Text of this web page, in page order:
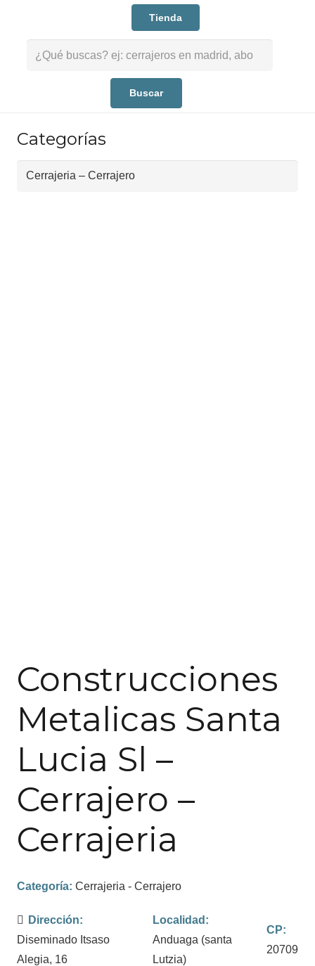
Tienda
Categorías
Construcciones
Metalicas Santa
Lucia Sl –
Cerrajero –
Cerrajeria
Categoría: Cerrajeria - Cerrajero
Dirección:
Diseminado Itsaso
Alegia, 16
Localidad:
Anduaga (santa
Lutzia)
CP:
20709